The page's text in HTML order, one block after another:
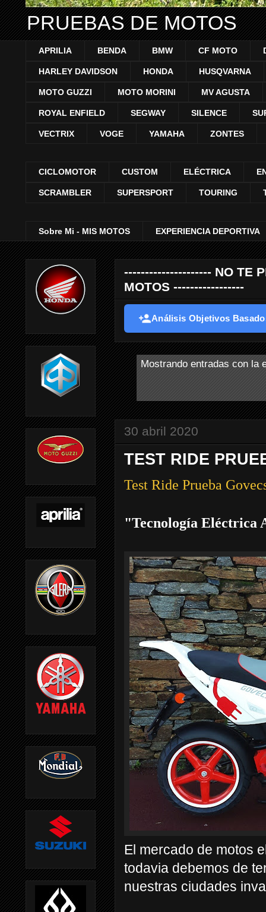
PRUEBAS DE MOTOS
APRILIA BENDA BMW CF MOTO
HARLEY DAVIDSON HONDA HUSQVARNA
MOTO GUZZI MOTO MORINI MV AGUSTA
ROYAL ENFIELD SEGWAY SILENCE
VECTRIX VOGE YAMAHA ZONTES
CICLOMOTOR CUSTOM ELÉCTRICA
SCRAMBLER SUPERSPORT TOURING
Sobre Mi - MIS MOTOS EXPERIENCIA DEPORTIVA
--------------------- NO TE
MOTOS -----------------
Análisis Objetivos
Mostrando entradas con la
30 abril 2020
TEST RIDE
Test Ride Prueba
"Tecnología Eléctrica
El mercado de motos
todavia debemos de
nuestras ciudades